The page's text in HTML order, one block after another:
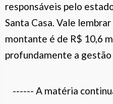
responsáveis pelo
Santa Casa. Vale
montante é de R$ 10,6
profundamente a
------ A matéria